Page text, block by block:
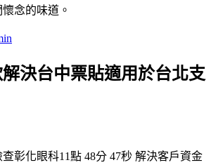
念的味道。
決台中票貼適用於台北支
彰化眼科11點 48分 47秒 解決客戶資金